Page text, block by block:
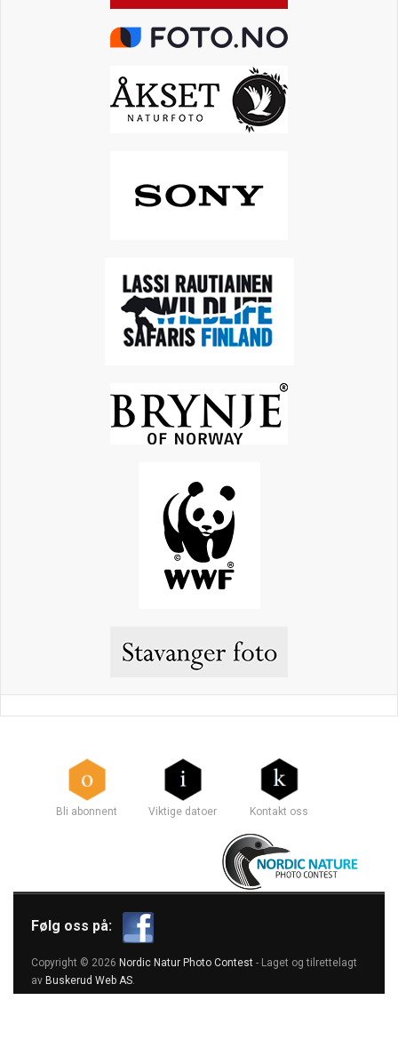
Bli abonnent Viktige datoer Kontakt oss
Følg oss på:
Copyright © 2026 Nordic Natur Photo Contest - Laget og tilrettelagt
av Buskerud Web AS.